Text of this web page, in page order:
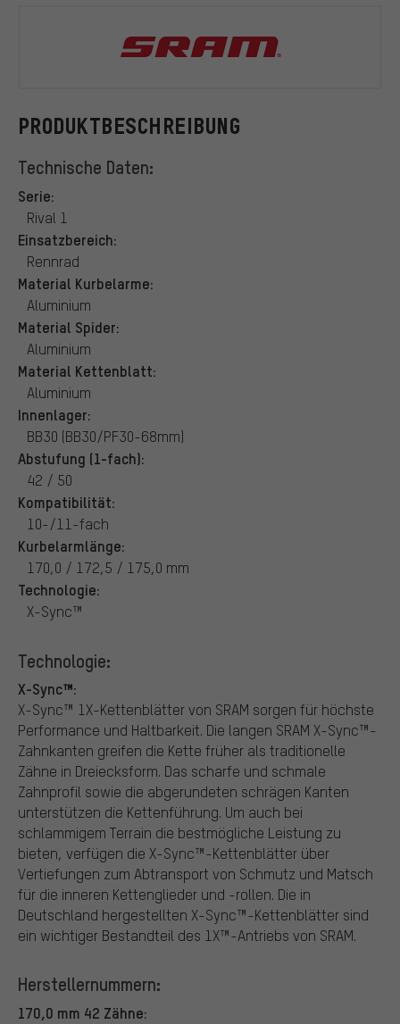
PRODUKTBESCHREIBUNG
Technische Daten:
Serie:
Rival 1
Einsatzbereich:
Rennrad
Material Kurbelarme:
Aluminium
Material Spider:
Aluminium
Material Kettenblatt:
Aluminium
Innenlager:
BB30 (BB30/PF30-68mm)
Abstufung (1-fach):
42 / 50
Kompatibilität:
10-/11-fach
Kurbelarmlänge:
170,0 / 172,5 / 175,0 mm
Technologie:
X-Sync™
Technologie:
X-Sync™:
X-Sync™ 1X-Kettenblätter von SRAM sorgen für höchste
Performance und Haltbarkeit. Die langen SRAM X-Sync™-
Zahnkanten greifen die Kette früher als traditionelle
Zähne in Dreiecksform. Das scharfe und schmale
Zahnprofil sowie die abgerundeten schrägen Kanten
unterstützen die Kettenführung. Um auch bei
schlammigem Terrain die bestmögliche Leistung zu
bieten, verfügen die X-Sync™-Kettenblätter über
Vertiefungen zum Abtransport von Schmutz und Matsch
für die inneren Kettenglieder und -rollen. Die in
Deutschland hergestellten X-Sync™-Kettenblätter sind
ein wichtiger Bestandteil des 1X™-Antriebs von SRAM.
Herstellernummern:
170,0 mm 42 Zähne:
SRAM